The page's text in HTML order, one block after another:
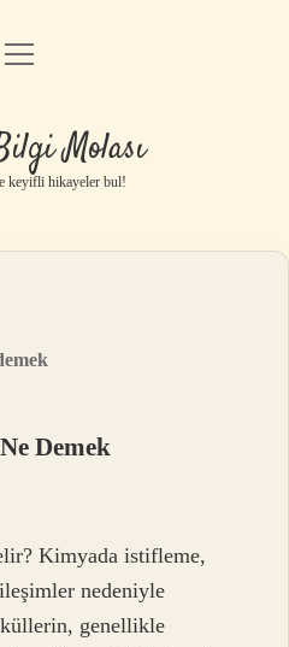
Uyarı
menüyü
Molası
keyifli hikayeler bul!
Demek
Kimyada istifleme,
nedeniyle
genellikle